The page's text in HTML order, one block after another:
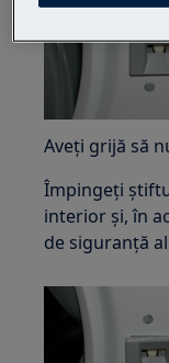
Aveți grijă să
Împingeți
interior și, în
de siguranță